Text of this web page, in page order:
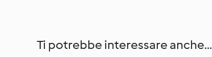
Ti potrebbe interessare anche...